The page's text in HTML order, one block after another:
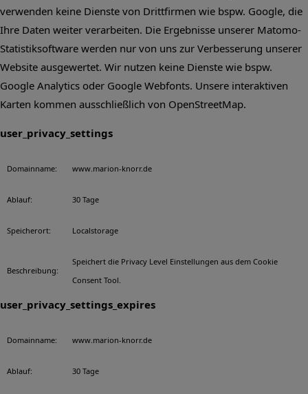
verwenden keine Dienste von Drittfirmen wie bspw. Google, die
Ihre Daten weiter verarbeiten. Die Ergebnisse unserer Matomo-
Statistiksoftware werden nur von uns zur Verbesserung unserer
Website ausgewertet. Wir nutzen keine Dienste wie bspw.
Google Analytics oder Google Webfonts. Unsere interaktiven
Karten kommen ausschließlich von OpenStreetMap.
user_privacy_settings
Domainname: www.marion-knorr.de
Ablauf: 30 Tage
Speicherort: Localstorage
Beschreibung:
Speichert die Privacy Level Einstellungen aus dem Cookie
Consent Tool.
user_privacy_settings_expires
Domainname: www.marion-knorr.de
Ablauf: 30 Tage